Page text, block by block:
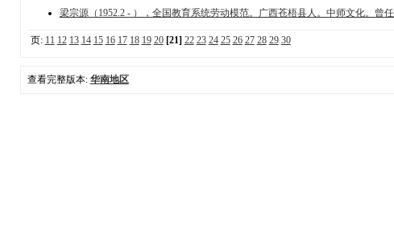
梁宗源（1952.2 - ），全国教育系统劳动模范。广西苍梧县人。中师文化。曾
页: 11 12 13 14 15 16 17 18 19 20 [21] 22 23 24 25 26 27 28 29 30
查看完整版本: 华南地区